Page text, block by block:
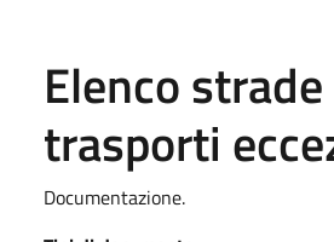
Elenco strade
trasporti
Documentazione.